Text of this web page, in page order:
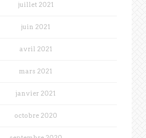
juillet 2021
juin 2021
avril 2021
mars 2021
janvier 2021
octobre 2020